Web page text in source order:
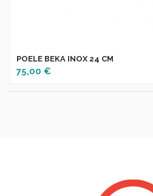
POELE BEKA INOX 24 CM
75,00 €